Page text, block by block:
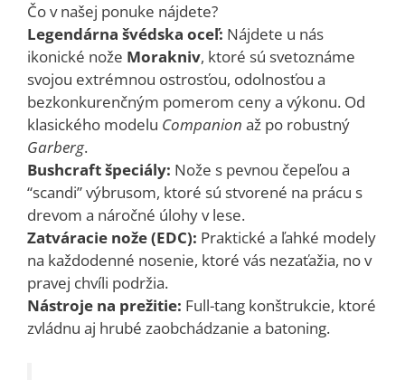
Čo v našej ponuke nájdete?
Legendárna švédska oceľ: Nájdete u nás
ikonické nože Morakniv, ktoré sú svetoznáme
svojou extrémnou ostrosťou, odolnosťou a
bezkonkurenčným pomerom ceny a výkonu. Od
klasického modelu Companion až po robustný
Garberg.
Bushcraft špeciály: Nože s pevnou čepeľou a
“scandi” výbrusom, ktoré sú stvorené na prácu s
drevom a náročné úlohy v lese.
Zatváracie nože (EDC): Praktické a ľahké modely
na každodenné nosenie, ktoré vás nezaťažia, no v
pravej chvíli podržia.
Nástroje na prežitie: Full-tang konštrukcie, ktoré
zvládnu aj hrubé zaobchádzanie a batoning.